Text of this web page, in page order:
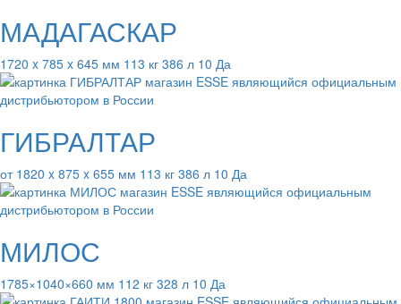
МАДАГАСКАР
1720 x 785 x 645 мм 113 кг 386 л 10 Да
ГИБРАЛТАР
от 1820 x 875 x 655 мм 113 кг 386 л 10 Да
МИЛОС
1785×1040×660 мм 112 кг 328 л 10 Да